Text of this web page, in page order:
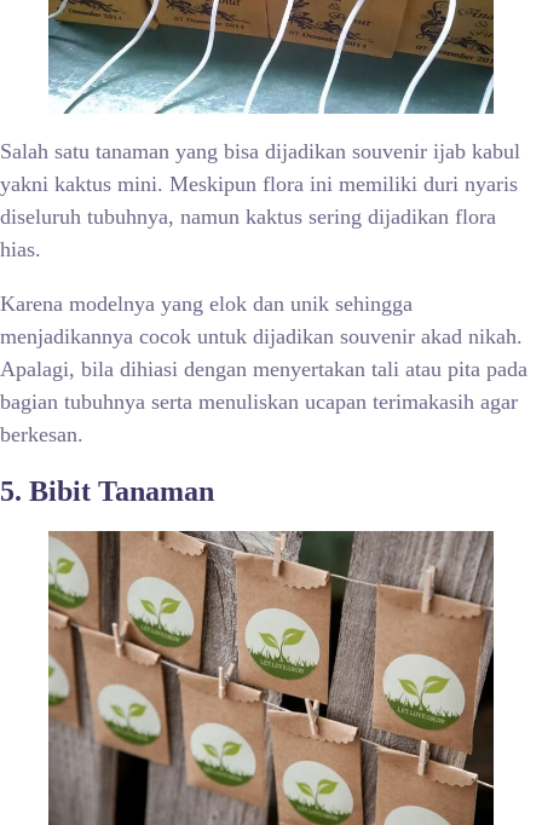
Salah satu tanaman yang bisa dijadikan souvenir ijab kabul
yakni kaktus mini. Meskipun flora ini memiliki duri nyaris
diseluruh tubuhnya, namun kaktus sering dijadikan flora
hias.
Karena modelnya yang elok dan unik sehingga
menjadikannya cocok untuk dijadikan souvenir akad nikah.
Apalagi, bila dihiasi dengan menyertakan tali atau pita pada
bagian tubuhnya serta menuliskan ucapan terimakasih agar
berkesan.
5. Bibit Tanaman